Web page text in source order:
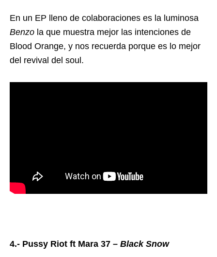
En un EP lleno de colaboraciones es la luminosa
Benzo la que muestra mejor las intenciones de
Blood Orange, y nos recuerda porque es lo mejor
del revival del soul.
4.- Pussy Riot ft Mara 37 – Black Snow